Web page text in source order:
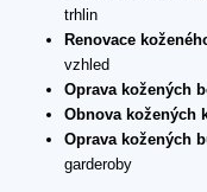
trhlin
Renovace
vzhled
Oprava kožených
Obnova kožených
Oprava kožených
garderoby